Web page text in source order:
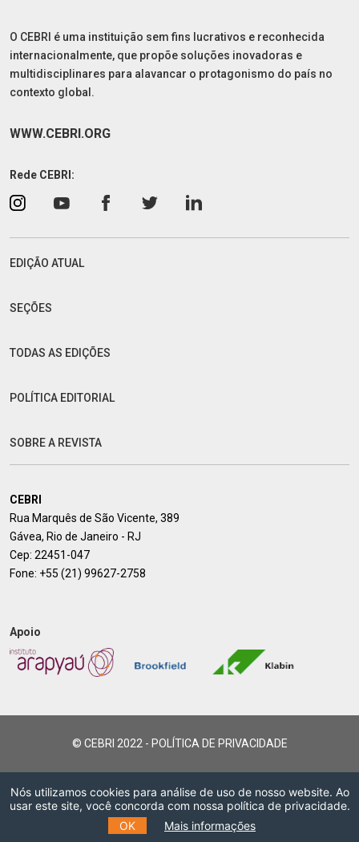
O CEBRI é uma instituição sem fins lucrativos e reconhecida
internacionalmente, que propõe soluções inovadoras e
multidisciplinares para alavancar o protagonismo do país no
contexto global.
WWW.CEBRI.ORG
Rede CEBRI:
EDIÇÃO ATUAL
SEÇÕES
TODAS AS EDIÇÕES
POLÍTICA EDITORIAL
SOBRE A REVISTA
CEBRI
Rua Marquês de São Vicente, 389
Gávea, Rio de Janeiro - RJ
Cep: 22451-047
Fone: +55 (21) 99627-2758
Apoio
© CEBRI 2022 - POLÍTICA DE PRIVACIDADE
Nós utilizamos cookies para análise de uso de nosso website. Ao
usar este site, você concorda com nossa política de privacidade.
OK
Mais informações